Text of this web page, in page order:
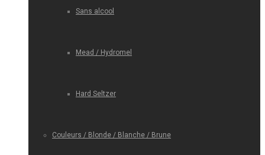
Sans alcool
Mead / Hydromel
Hard Seltzer
Couleurs / Blonde / Blanche / Brune